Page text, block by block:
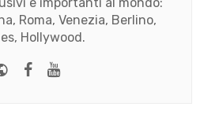
Roma, Venezia, Berlino,
Hollywood.
Website
Facebook
Youtube